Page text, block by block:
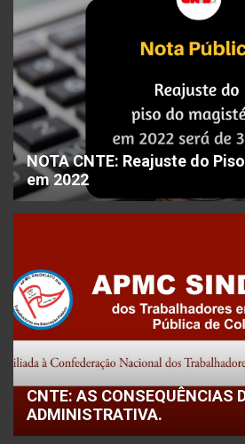
NOTA CNTE: Reajuste do
em 2022
CNTE: AS CONSEQUÊNCIAS
ADMINISTRATIVA.